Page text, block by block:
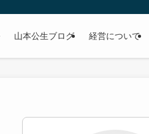
山本公生ブログ 経営について